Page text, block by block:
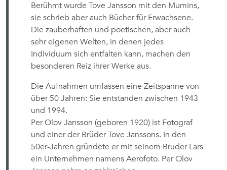
Berühmt wurde Tove Jansson mit den Mumins,
sie schrieb aber auch Bücher für Erwachsene.
Die zauberhaften und poetischen, aber auch
sehr eigenen Welten, in denen jedes
Individuum sich entfalten kann, machen den
besonderen Reiz ihrer Werke aus.
Die Aufnahmen umfassen eine Zeitspanne von
über 50 Jahren: Sie entstanden zwischen 1943
und 1994.
Per Olov Jansson (geboren 1920) ist Fotograf
und einer der Brüder Tove Janssons. In den
50er-Jahren gründete er mit seinem Bruder Lars
ein Unternehmen namens Aerofoto. Per Olov